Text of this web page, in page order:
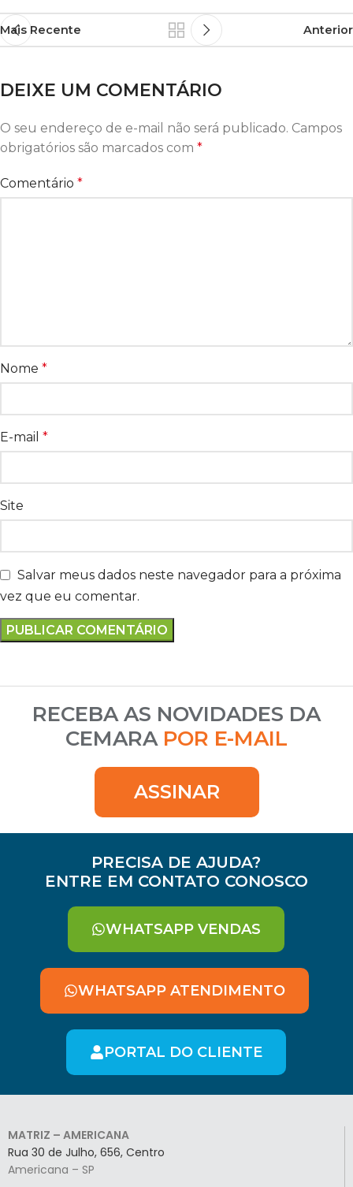
Mais Recente Anterior
DEIXE UM COMENTÁRIO
O seu endereço de e-mail não será publicado. Campos
obrigatórios são marcados com *
Comentário *
Nome *
E-mail *
Site
Salvar meus dados neste navegador para a próxima
vez que eu comentar.
RECEBA AS NOVIDADES DA
CEMARA POR E-MAIL
ASSINAR
PRECISA DE AJUDA?
ENTRE EM CONTATO CONOSCO
WHATSAPP VENDAS
WHATSAPP ATENDIMENTO
PORTAL DO CLIENTE
MATRIZ – AMERICANA
Rua 30 de Julho, 656, Centro
Americana – SP